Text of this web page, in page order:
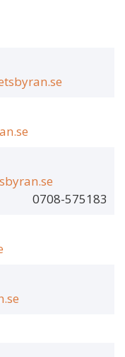
0708-575183